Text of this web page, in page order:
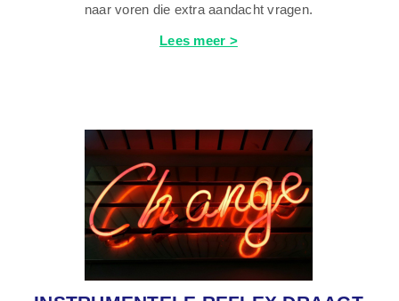
naar voren die extra aandacht vragen.
Lees meer >